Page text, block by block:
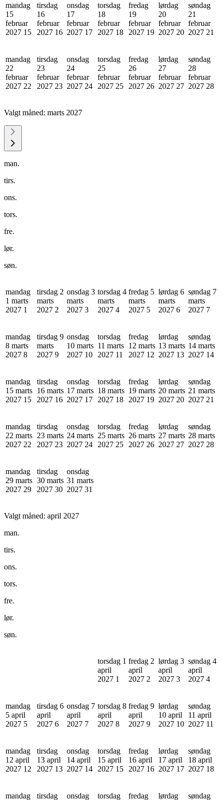
mandag
15
februar
2027 15
tirsdag
16
februar
2027 16
onsdag
17
februar
2027 17
torsdag
18
februar
2027 18
fredag
19
februar
2027 19
lørdag
20
februar
2027 20
søndag
21
februar
2027 21
mandag
22
februar
2027 22
tirsdag
23
februar
2027 23
onsdag
24
februar
2027 24
torsdag
25
februar
2027 25
fredag
26
februar
2027 26
lørdag
27
februar
2027 27
søndag
28
februar
2027 28
Valgt måned: marts 2027
man.
tirs.
ons.
tors.
fre.
lør.
søn.
mandag
1 marts
2027 1
tirsdag 2
marts
2027 2
onsdag 3
marts
2027 3
torsdag 4
marts
2027 4
fredag 5
marts
2027 5
lørdag 6
marts
2027 6
søndag 7
marts
2027 7
mandag
8 marts
2027 8
tirsdag 9
marts
2027 9
onsdag
10 marts
2027 10
torsdag
11 marts
2027 11
fredag
12 marts
2027 12
lørdag
13 marts
2027 13
søndag
14 marts
2027 14
mandag
15 marts
2027 15
tirsdag
16 marts
2027 16
onsdag
17 marts
2027 17
torsdag
18 marts
2027 18
fredag
19 marts
2027 19
lørdag
20 marts
2027 20
søndag
21 marts
2027 21
mandag
22 marts
2027 22
tirsdag
23 marts
2027 23
onsdag
24 marts
2027 24
torsdag
25 marts
2027 25
fredag
26 marts
2027 26
lørdag
27 marts
2027 27
søndag
28 marts
2027 28
mandag
29 marts
2027 29
tirsdag
30 marts
2027 30
onsdag
31 marts
2027 31
Valgt måned: april 2027
man.
tirs.
ons.
tors.
fre.
lør.
søn.
torsdag 1
april
2027 1
fredag 2
april
2027 2
lørdag 3
april
2027 3
søndag 4
april
2027 4
mandag
5 april
2027 5
tirsdag 6
april
2027 6
onsdag 7
april
2027 7
torsdag 8
april
2027 8
fredag 9
april
2027 9
lørdag
10 april
2027 10
søndag
11 april
2027 11
mandag
12 april
2027 12
tirsdag
13 april
2027 13
onsdag
14 april
2027 14
torsdag
15 april
2027 15
fredag
16 april
2027 16
lørdag
17 april
2027 17
søndag
18 april
2027 18
mandag tirsdag onsdag torsdag fredag lørdag søndag